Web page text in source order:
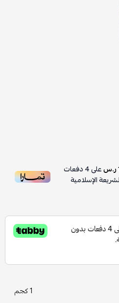
على4دفعات
الإسلامية
1 كجم